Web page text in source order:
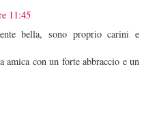
11:45
bella, sono proprio carini e
amica con un forte abbraccio e un